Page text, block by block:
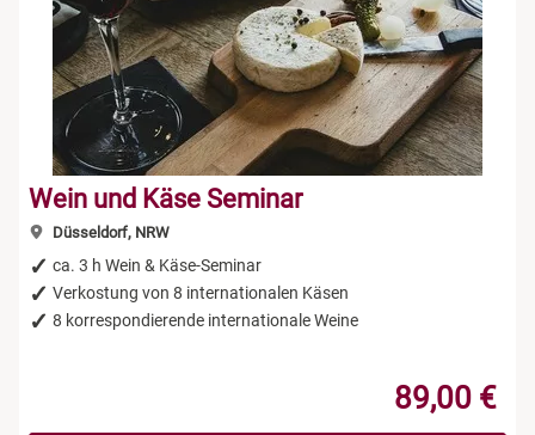
Wein und Käse Seminar
Düsseldorf, NRW
ca. 3 h Wein & Käse-Seminar
Verkostung von 8 internationalen Käsen
8 korrespondierende internationale Weine
89,00 €